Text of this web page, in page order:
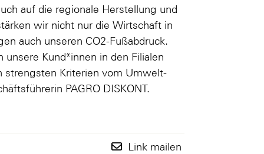
auf die regionale Herstellung und
wir nicht nur die Wirtschaft in
auch unseren CO2-Fußabdruck.
unsere Kund*innen in den Filialen
strengsten Kriterien vom Umwelt-
PAGRO DISKONT.
Link mailen